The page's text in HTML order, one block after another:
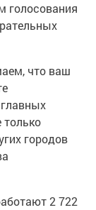
голосования
что ваш
городов
2 722